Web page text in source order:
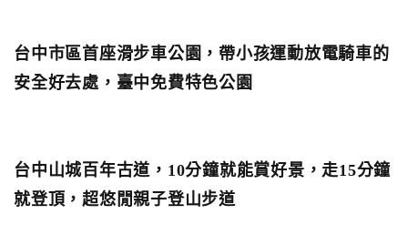
台中市區首座滑步車公園，帶小孩運動放電騎車的
安全好去處，臺中免費特色公園
台中山城百年古道，10分鐘就能賞好景，走15分鐘
就登頂，超悠閒親子登山步道